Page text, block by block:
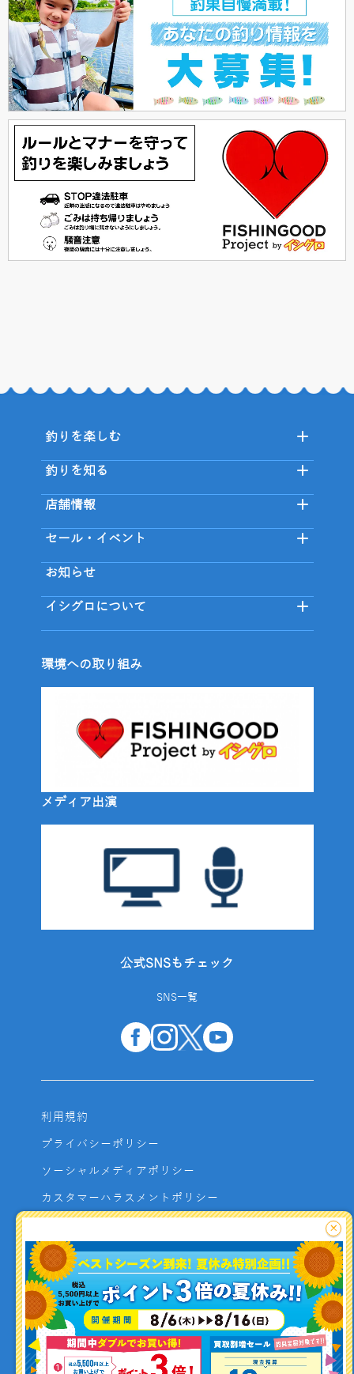
釣り情報を
投稿する
釣りを楽しむ
釣りを知る
店舗情報
セール・イベント
お知らせ
イシグロについて
環境への取り組み
メディア出演
公式SNSもチェック
SNS一覧
利用規約
プライバシーポリシー
ソーシャルメディアポリシー
カスタマーハラスメントポリシー
よくあるご質問
お問い合わせ
利用者資金の保全方法
×